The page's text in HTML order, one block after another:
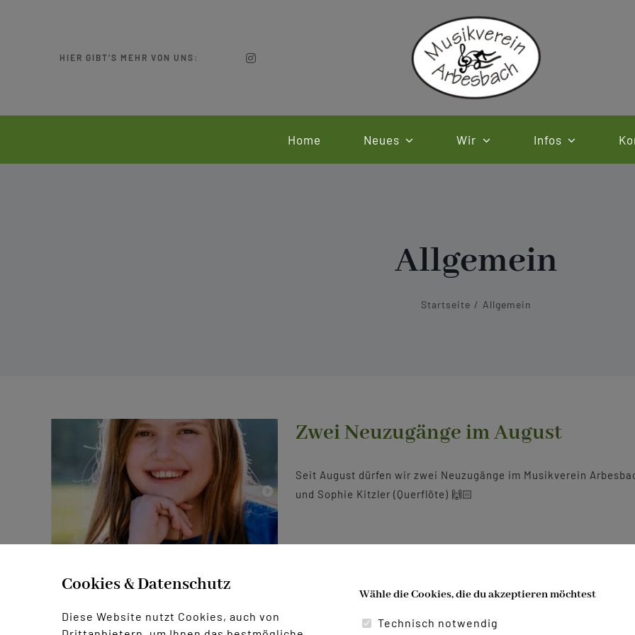
HIER GIBT’S MEHR VON UNS:
Home Neues Wir Infos
Allgemein
Startseite Allgemein
Zwei Neuzugänge im August
Seit August dürfen wir zwei Neuzugänge im Musikverein
und Sophie Kitzler (Querflöte) 🙌🏻
1. August 2022
Cookies & Datenschutz
Diese Website nutzt Cookies, auch von
Wähle die Cookies, die du akzeptieren möchtest
Technisch notwendig